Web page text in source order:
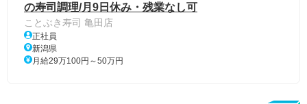
の寿司調理/月9日休み・残業なし可
ことぶき寿司 亀田店
正社員
新潟県
月給29万100円～50万円